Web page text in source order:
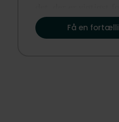
er god plads til både
Få en